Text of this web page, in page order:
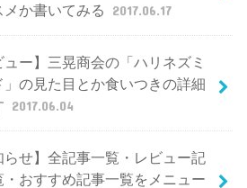
メか書いてみる
2017.06.17
ュー】三晃商会の「ハリネズミ
」の見た目とか食いつきの詳細
2017.06.04
らせ】全記事一覧・レビュー記
・おすすめ記事一覧をメニュー